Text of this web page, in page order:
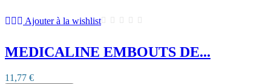
Ajouter à la wishlist
MEDICALINE EMBOUTS DE...
11,77 €